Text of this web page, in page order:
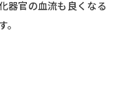
器官の血流も良くなる